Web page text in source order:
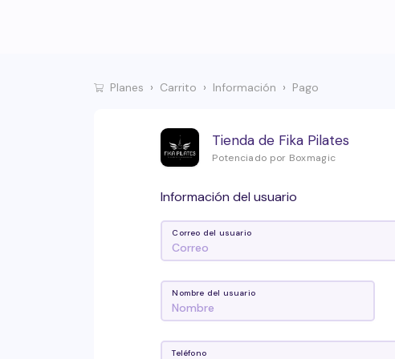
Planes Carrito Información Pago
Tienda de Fika Pilates
Potenciado por Boxmagic
Información del usuario
Correo del usuario
Nombre del usuario
Teléfono